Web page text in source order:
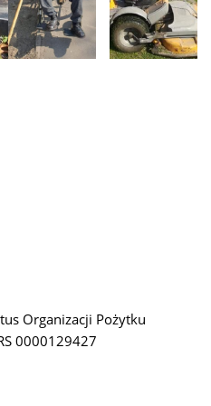
Organizacji Pożytku
0000129427